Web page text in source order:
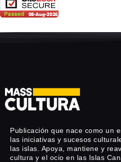
Publicación que nace como un
las iniciativas y sucesos
las islas. Apoya, mantiene y
cultura y el ocio en las Islas